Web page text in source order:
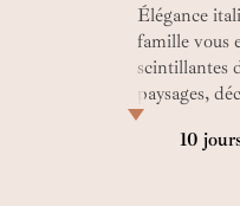
Élégance
famille vous
scintillantes
paysages,
famille vous
de beauté
séduits par
10